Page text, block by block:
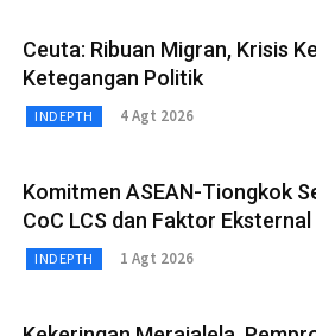
Ceuta: Ribuan Migran, Krisis
Ketegangan Politik
INDEPTH 4 Agt 2026
Komitmen ASEAN-Tiongkok
CoC LCS dan Faktor Eksternal
INDEPTH 1 Agt 2026